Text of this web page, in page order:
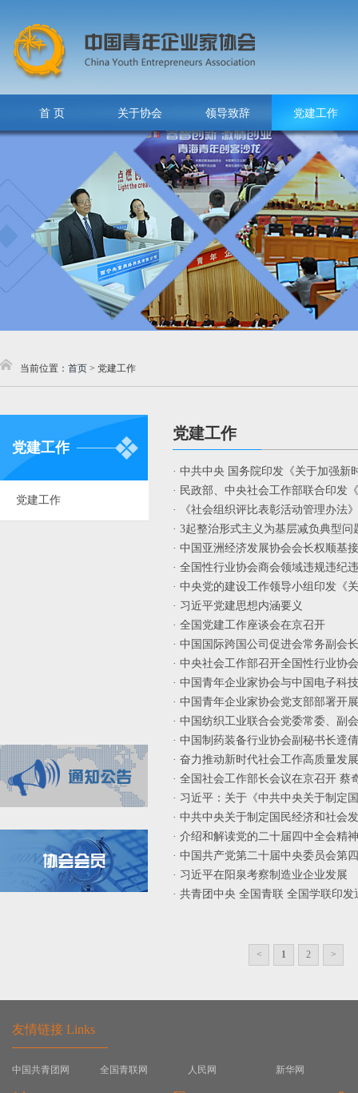
首 页 关于协会 领导致辞 党建工作
当前位置： 首页 > 党建工作
党建工作
党建工作
党建工作
· 中共中央 国务院印发《关于加强新
· 民政部、中央社会工作部联合印发
· 《社会组织评比表彰活动管理办法
· 3起整治形式主义为基层减负典型问
· 中国亚洲经济发展协会会长权顺基
· 全国性行业协会商会领域违规违纪
· 中央党的建设工作领导小组印发《
· 习近平党建思想内涵要义
· 全国党建工作座谈会在京召开
· 中国国际跨国公司促进会常务副会
· 中央社会工作部召开全国性行业协
· 中国青年企业家协会与中国电子科
· 中国青年企业家协会党支部部署开
· 中国纺织工业联合会党委常委、副
· 中国制药装备行业协会副秘书长遆
· 奋力推动新时代社会工作高质量
· 全国社会工作部长会议在京召开 蔡
· 习近平：关于《中共中央关于制定
· 中共中央关于制定国民经济和社会
· 介绍和解读党的二十届四中全会精
· 中国共产党第二十届中央委员会第
· 习近平在阳泉考察制造业企业发展
· 共青团中央 全国青联 全国学联印
< 1 2 >
友情链接 Links
中国共青团网 全国青联网 人民网 新华网